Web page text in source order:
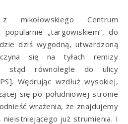
„targowiskiem”, do
dziś wygodną, utwardzoną
się na tyłach remizy
stąd równolegle do ulicy
Wędrując wzdłuż wysokiej,
się po południowej stronie
wrażenia, że znajdujemy
już strumienia. I